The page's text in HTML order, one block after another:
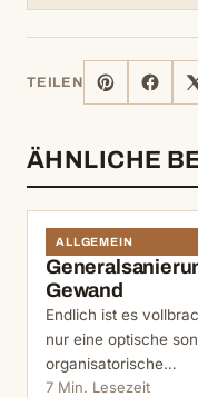
TEILEN
PINTEREST
ÄHNLICHE
ALLGEMEIN
Gewand
Endlich ist es
nur eine optische
organisatorische…
7 Min. Lesezeit